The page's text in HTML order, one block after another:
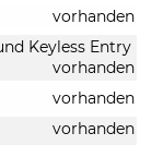
vorhanden
Keyless Entry
vorhanden
vorhanden
vorhanden